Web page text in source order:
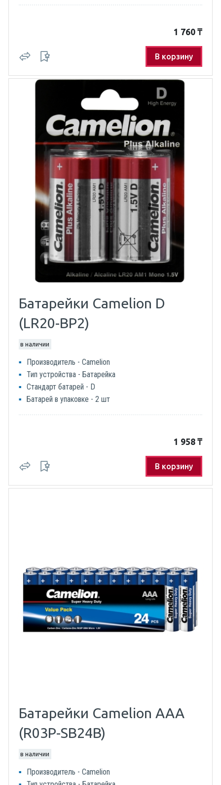
1 760 ₸
В корзину
Батарейки Camelion D
(LR20-BP2)
в наличии
Производитель - Camelion
Тип устройства - Батарейка
Стандарт батарей - D
Батарей в упаковке - 2 шт
1 958 ₸
В корзину
Батарейки Camelion AAA
(R03P-SB24B)
в наличии
Производитель - Camelion